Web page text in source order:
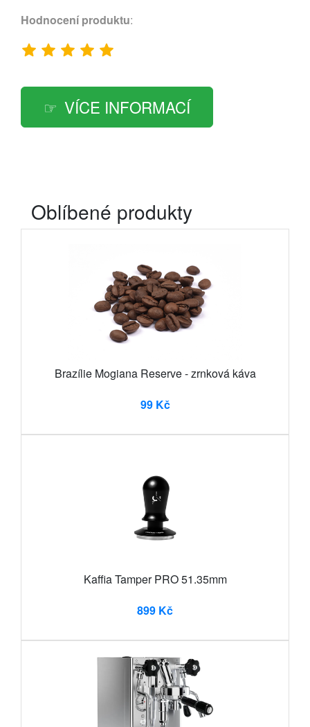
Hodnocení produktu:
VÍCE INFORMACÍ
Oblíbené produkty
Brazílie Mogiana Reserve - zrnková káva
99 Kč
Kaffia Tamper PRO 51.35mm
899 Kč